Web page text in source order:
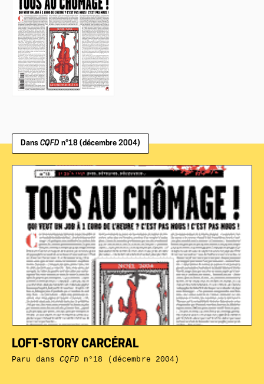
Dans CQFD n°18 (décembre 2004)
LOFT-STORY CARCÉRAL
Paru dansCQFDn°18 (décembre 2004)